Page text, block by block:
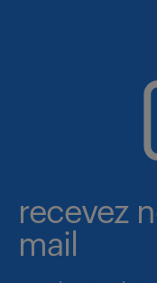
recevez
mail